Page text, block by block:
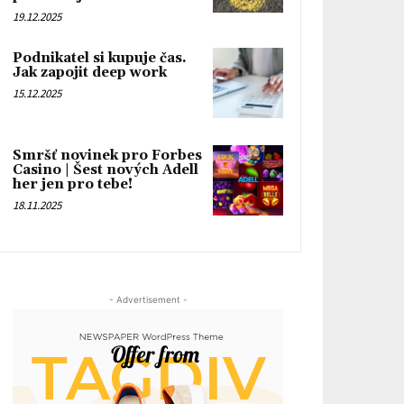
19.12.2025
Podnikatel si kupuje čas.
Jak zapojit deep work
15.12.2025
Smršť novinek pro Forbes
Casino | Šest nových Adell
her jen pro tebe!
18.11.2025
- Advertisement -